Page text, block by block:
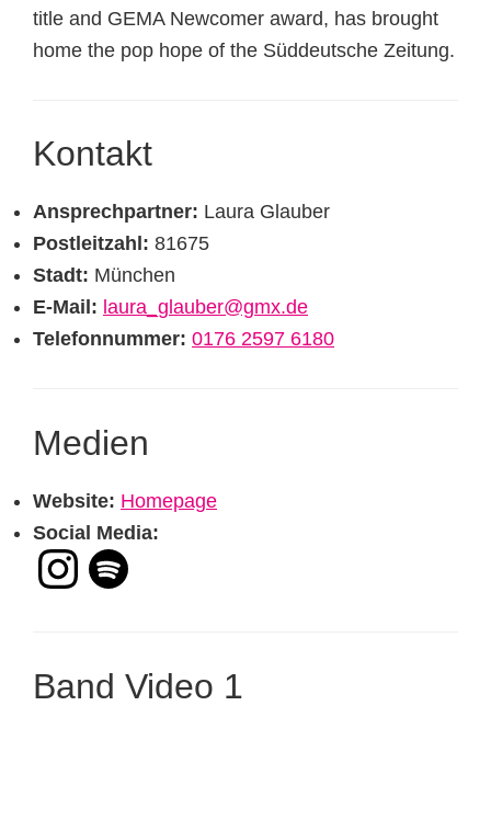
title and GEMA Newcomer award, has brought
home the pop hope of the Süddeutsche Zeitung.
Kontakt
Ansprechpartner: Laura Glauber
Postleitzahl: 81675
Stadt: München
E-Mail: laura_glauber@gmx.de
Telefonnummer: 0176 2597 6180
Medien
Website: Homepage
Social Media:
Band Video 1